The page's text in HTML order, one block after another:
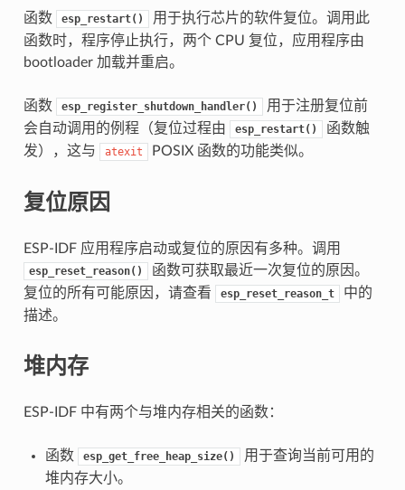
函数 esp_restart()
用于执行芯片的软件复位。调用此
函数时，程序停止执行，两个 CPU 复位，应用程序由
bootloader 加载并重启。
函数 esp_register_shutdown_handler()
用于注册复位前
会自动调用的例程（复位过程由
esp_restart()
函数触
发），这与
atexit POSIX 函数的功能类似。
复位原因
ESP-IDF 应用程序启动或复位的原因有多种。调用
esp_reset_reason()
函数可获取最近一次复位的原因。
复位的所有可能原因，请查看
esp_reset_reason_t
中的
描述。
堆内存
ESP-IDF 中有两个与堆内存相关的函数：
函数 esp_get_free_heap_size()
用于查询当前可用的
堆内存大小。